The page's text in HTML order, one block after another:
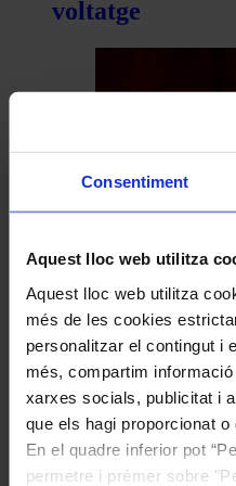
Consentiment
Aquest lloc web utilitza
Aquest lloc web utilitza
més de les cookies
personalitzar el contingut i
més, compartim
xarxes socials, publicitat i
que els hagi proporcionat
En el quadre inferior pot
permetre i prémer sobre
voltatge
D’un Brahms